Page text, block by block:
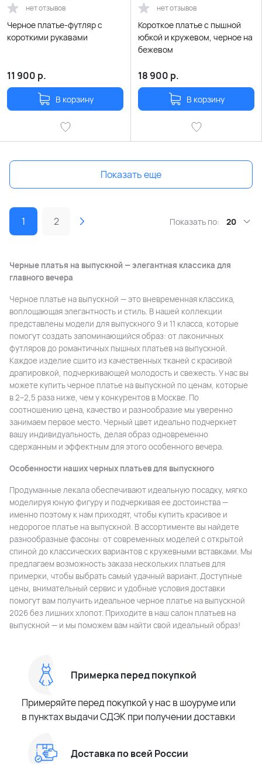
нет отзывов
Черное платье-футляр с
короткими рукавами
11 900 р.
В корзину
нет отзывов
Короткое платье с пышной
юбкой и кружевом, черное на
бежевом
18 900 р.
В корзину
Показать еще
1 2 Показать по: 20
Черные платья на выпускной — элегантная классика для
главного вечера
Черное платье на выпускной — это вневременная классика,
воплощающая элегантность и стиль. В нашей коллекции
представлены модели для выпускного 9 и 11 класса, которые
помогут создать запоминающийся образ: от лаконичных
футляров до романтичных пышных платьев на выпускной.
Каждое изделие сшито из качественных тканей с красивой
драпировкой, подчеркивающей молодость и свежесть. У нас вы
можете купить черное платье на выпускной по ценам, которые
в 2–2,5 раза ниже, чем у конкурентов в Москве. По
соотношению цена, качество и разнообразие мы уверенно
занимаем первое место. Черный цвет идеально подчеркнет
вашу индивидуальность, делая образ одновременно
сдержанным и эффектным для этого особенного вечера.
Особенности наших черных платьев для выпускного
Продуманные лекала обеспечивают идеальную посадку, мягко
моделируя юную фигуру и подчеркивая ее достоинства —
именно поэтому к нам приходят, чтобы купить красивое и
недорогое платье на выпускной. В ассортименте вы найдете
разнообразные фасоны: от современных моделей с открытой
спиной до классических вариантов с кружевными вставками. Мы
предлагаем возможность заказа нескольких платьев для
примерки, чтобы выбрать самый удачный вариант. Доступные
цены, внимательный сервис и удобные условия доставки
помогут вам получить идеальное черное платье на выпускной
2026 без лишних хлопот. Приходите в наш салон платьев на
выпускной — и мы поможем вам найти свой идеальный образ!
Примерка перед покупкой
Примеряйте перед покупкой у нас в шоуруме или
в пунктах выдачи СДЭК при получении доставки
Доставка по всей России